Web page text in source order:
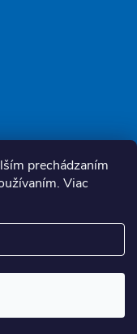
prechádzaním
Viac